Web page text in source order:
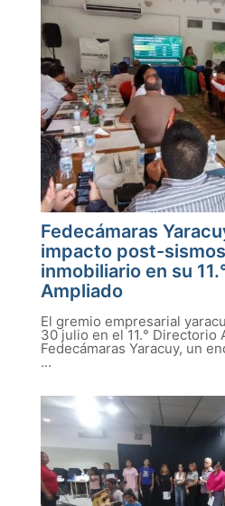
Fedecámaras
impacto post-
inmobiliario en su
Ampliado
El gremio empresarial
30 julio en el 11.° Directorio
Fedecámaras Yaracuy, un
...